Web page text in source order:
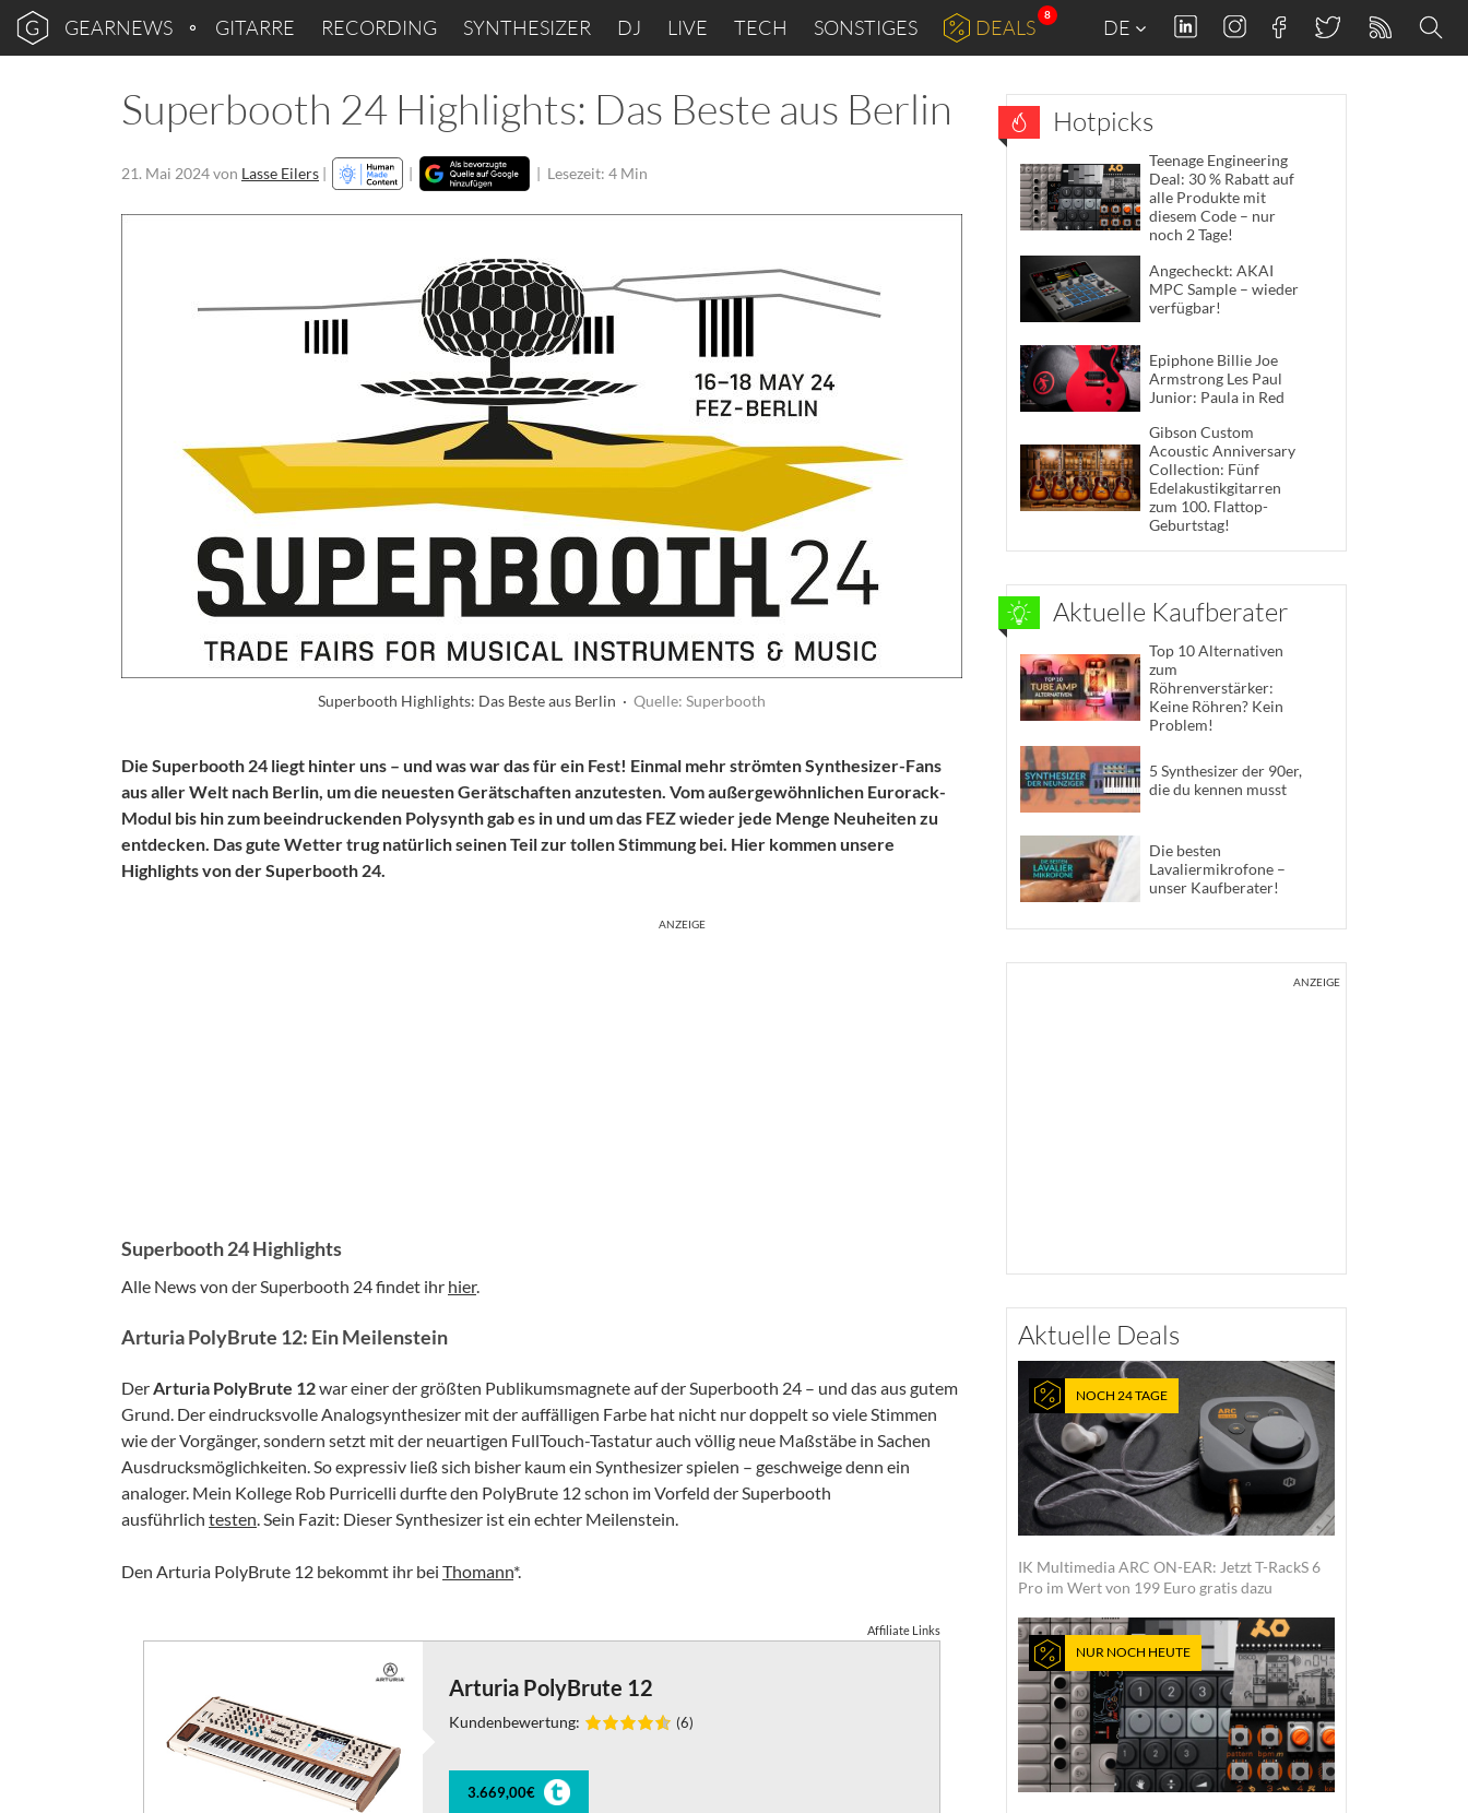
GEARNEWS GITARRE RECORDING SYNTHESIZER DJ LIVE TECH SONSTIGES DEALS
8
DE
Superbooth 24 Highlights: Das Beste aus Berlin
21. Mai 2024von Lasse Eilers | | | Lesezeit: 4 Min
Superbooth Highlights: Das Beste aus Berlin · Quelle: Superbooth
Die Superbooth 24 liegt hinter uns – und was war das für ein Fest! Einmal mehr strömten Synthesizer-Fans
aus aller Welt nach Berlin, um die neuesten Gerätschaften anzutesten. Vom außergewöhnlichen Eurorack-
Modul bis hin zum beeindruckenden Polysynth gab es in und um das FEZ wieder jede Menge Neuheiten zu
entdecken. Das gute Wetter trug natürlich seinen Teil zur tollen Stimmung bei. Hier kommen unsere
Highlights von der Superbooth 24.
ANZEIGE
Superbooth 24 Highlights
Alle News von der Superbooth 24 findet ihr hier.
Arturia PolyBrute 12: Ein Meilenstein
DerArturia PolyBrute 12war einer der größten Publikumsmagnete auf der Superbooth 24 – und das aus gutem
Grund. Der eindrucksvolle Analogsynthesizer mit der auffälligen Farbe hat nicht nur doppelt so viele Stimmen
wie der Vorgänger, sondern setzt mit der neuartigen FullTouch-Tastatur auch völlig neue Maßstäbe in Sachen
Ausdrucksmöglichkeiten. So expressiv ließ sich bisher kaum ein Synthesizer spielen – geschweige denn ein
analoger. Mein Kollege Rob Purricelli durfte den PolyBrute 12 schon im Vorfeld der Superbooth
ausführlich testen. Sein Fazit: Dieser Synthesizer ist ein echter Meilenstein.
Den Arturia PolyBrute 12 bekommt ihr bei Thomann*.
Affiliate Links
Arturia PolyBrute 12
Kundenbewertung: (6)
3.669,00€
Hotpicks
Teenage Engineering
Deal: 30 % Rabatt auf
alle Produkte mit
diesem Code – nur
noch 2 Tage!
Angecheckt: AKAI
MPC Sample – wieder
verfügbar!
Epiphone Billie Joe
Armstrong Les Paul
Junior: Paula in Red
Gibson Custom
Acoustic Anniversary
Collection: Fünf
Edelakustikgitarren
zum 100. Flattop-
Geburtstag!
Aktuelle Kaufberater
Top 10 Alternativen
zum
Röhrenverstärker:
Keine Röhren? Kein
Problem!
5 Synthesizer der 90er,
die du kennen musst
Die besten
Lavaliermikrofone –
unser Kaufberater!
ANZEIGE
Aktuelle Deals
NOCH 24 TAGE
IK Multimedia ARC ON-EAR: Jetzt T-RackS 6
Pro im Wert von 199 Euro gratis dazu
NUR NOCH HEUTE